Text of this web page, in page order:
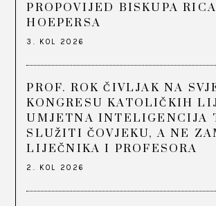
PROPOVIJED BISKUPA
HOEPERSA
3. KOL 2026
PROF. ROK ČIVLJAK NA
KONGRESU KATOLIČKIH
UMJETNA INTELIGENCIJA
SLUŽITI ČOVJEKU, A NE
LIJEČNIKA I PROFESORA
2. KOL 2026